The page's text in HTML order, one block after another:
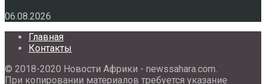
06.08.2026
Главная
Контакты
© 2018-2020 Новости Африки - newssahara.com.
При копировании материалов требуется указание